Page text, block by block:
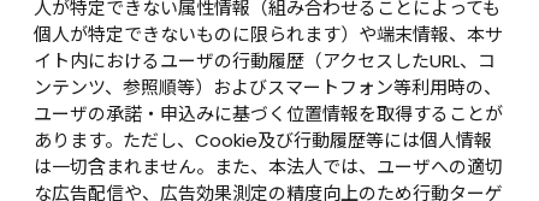
人が特定できない属性情報（組み合わせることによっても
個人が特定できないものに限られます）や端末情報、本サ
イト内におけるユーザの行動履歴（アクセスしたURL、コ
ンテンツ、参照順等）およびスマートフォン等利用時の、
ユーザの承諾・申込みに基づく位置情報を取得することが
あります。ただし、Cookie及び行動履歴等には個人情報
は一切含まれません。また、本法人では、ユーザへの適切
な広告配信や、広告効果測定の精度向上のため行動ターゲ